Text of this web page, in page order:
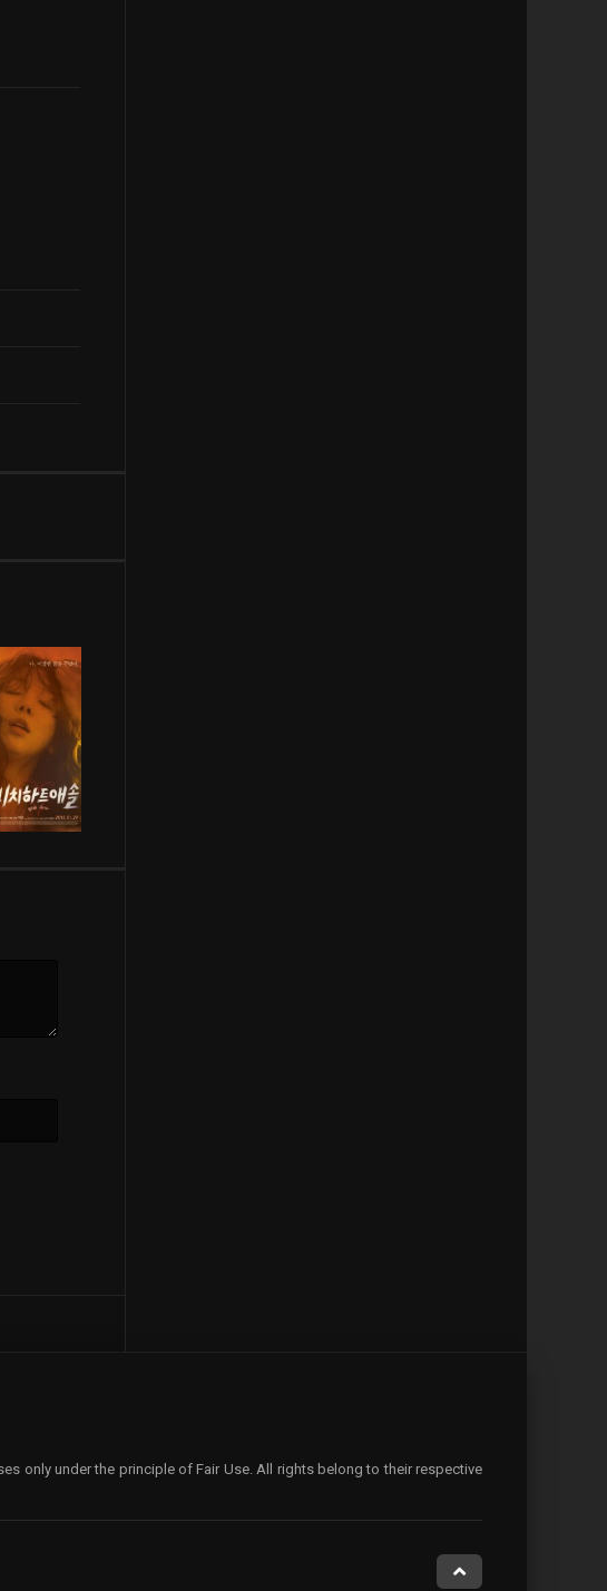
only under the principle of Fair Use. All rights belong to their respective